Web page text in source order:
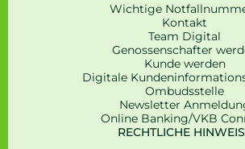
Wichtige
Kontakt
Team Digital
Genossenschafter
Kunde werden
Digitale
Ombudsstelle
Newsletter
Online Banking/VKB
RECHTLICHE